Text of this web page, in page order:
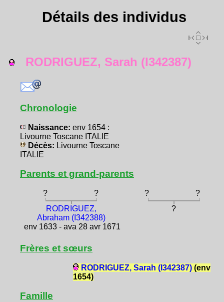
Détails des individus
RODRIGUEZ, Sarah (I342387)
Chronologie
Naissance: env 1654 :
Livourne Toscane ITALIE
Décès: Livourne Toscane
ITALIE
Parents et grand-parents
? ? ?
?
RODRIGUEZ,
Abraham (I342388)
env 1633 - ava 28 avr 1671
?
Frères et sœurs
RODRIGUEZ, Sarah (I342387)(env
1654)
Famille